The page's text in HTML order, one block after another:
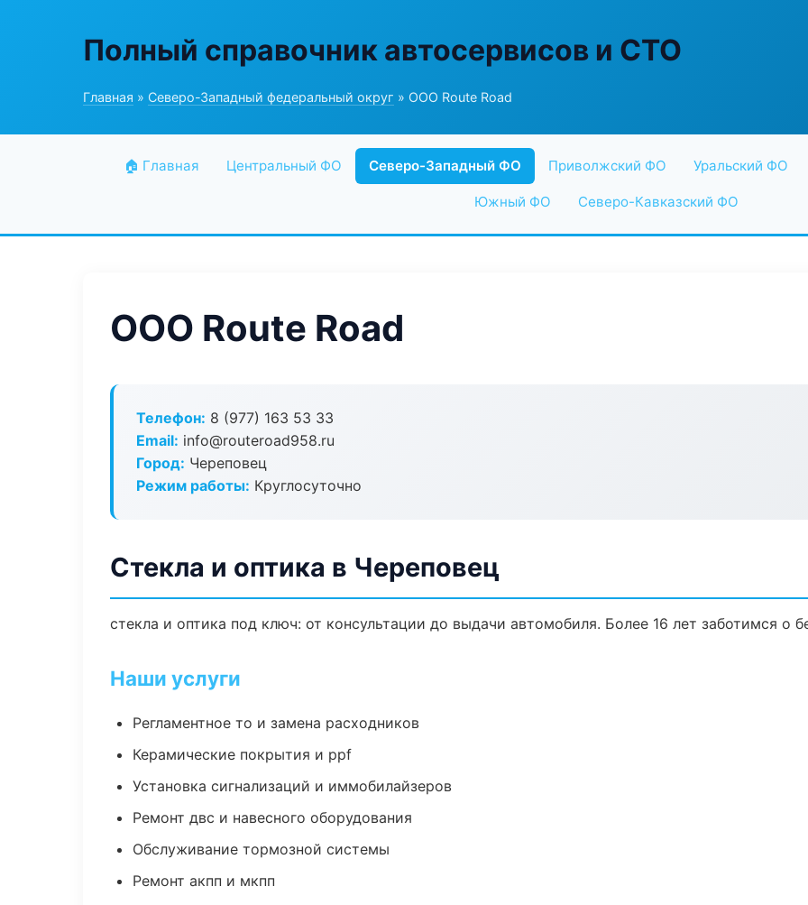
Полный справочник автосервисов и СТО
Главная » Северо-Западный федеральный округ » ООО Route Road
🏠 Главная Центральный ФО Северо-Западный ФО Приволжский ФО Уральский ФО
Южный ФО Северо-Кавказский ФО
ООО Route Road
Телефон: 8 (977) 163 53 33
Email: info@routeroad958.ru
Город: Череповец
Режим работы: Круглосуточно
Стекла и оптика в Череповец
стекла и оптика под ключ: от консультации до выдачи автомобиля. Более 16 лет заботимся о
Наши услуги
Регламентное то и замена расходников
Керамические покрытия и ppf
Установка сигнализаций и иммобилайзеров
Ремонт двс и навесного оборудования
Обслуживание тормозной системы
Ремонт акпп и мкпп